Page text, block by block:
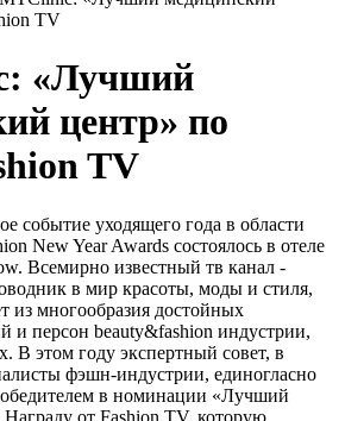
TV
«Лучший
центр» по
TV
событие уходящего года в области
New Year Awards состоялось в отеле
Всемирно известный тв канал -
в мир красоты, моды и стиля,
из многообразия достойных
и персон beauty&fashion индустрии,
В этом году экспертный совет, в
фэшн-индустрии, единогласно
в номинации «Лучший
от Fashion TV, которую